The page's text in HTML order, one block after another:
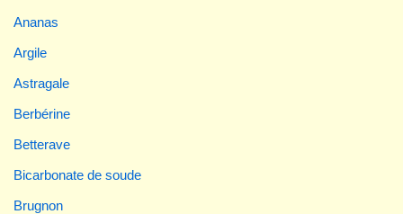
Ananas
Argile
Astragale
Berbérine
Betterave
Bicarbonate de soude
Brugnon